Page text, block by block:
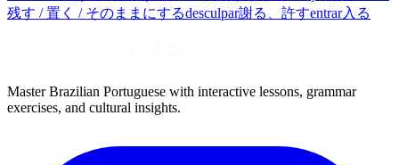
残す / 置く / そのままにするdesculpar謝る、許すentrar入る
Master Brazilian Portuguese with interactive lessons, grammar
exercises, and cultural insights.